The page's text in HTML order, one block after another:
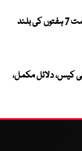
عالمی مارکیٹ میں سونا مزید مہنگا ، قیمت 7 ہفتوں کی بلند
کیس، دلائل مکمل،